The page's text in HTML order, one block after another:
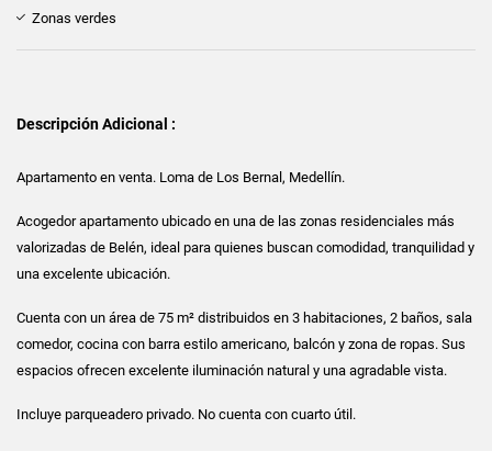
Zonas verdes
Descripción Adicional :
Apartamento en venta. Loma de Los Bernal, Medellín.
Acogedor apartamento ubicado en una de las zonas residenciales más
valorizadas de Belén, ideal para quienes buscan comodidad, tranquilidad y
una excelente ubicación.
Cuenta con un área de 75 m² distribuidos en 3 habitaciones, 2 baños, sala
comedor, cocina con barra estilo americano, balcón y zona de ropas. Sus
espacios ofrecen excelente iluminación natural y una agradable vista.
Incluye parqueadero privado. No cuenta con cuarto útil.